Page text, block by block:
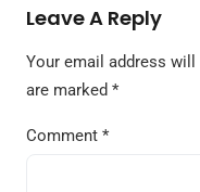
Leave A Reply
Your email address will
are marked *
Comment *